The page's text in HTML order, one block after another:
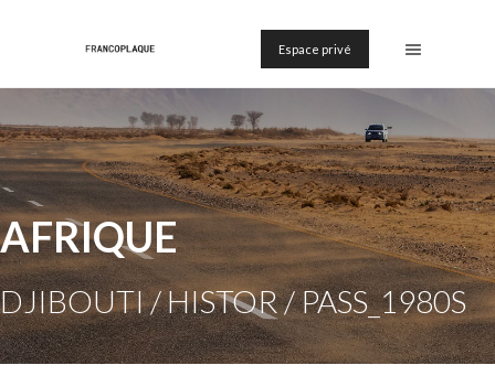
Espace privé
AFRIQUE
DJIBOUTI / HISTOR / PASS_1980S